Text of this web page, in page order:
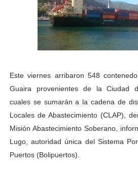
Recreación y formación
Club "Rápidos de Zea" brilló
84 estudiantes celebraron su
Cmdnna lleva esperanza y
Comunas de Obispo Ramos
Arrancó Plan Vacacional
Plan Vacacional Venezuela
Este viernes arribaron 548
Guaira provenientes de la Ciudad
cuales se sumarán a la cadena de
Locales de Abastecimiento (CLAP),
Misión Abastecimiento Soberano,
Lugo, autoridad única del Sistema
Puertos (Bolipuertos).